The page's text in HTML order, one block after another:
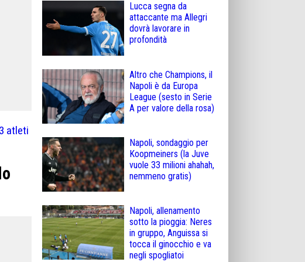
atleti
Lucca segna da
attaccante ma Allegri
dovrà lavorare in
profondità
Altro che Champions, il
Napoli è da Europa
League (sesto in Serie
A per valore della rosa)
Napoli, sondaggio per
Koopmeiners (la Juve
vuole 33 milioni ahahah,
nemmeno gratis)
Napoli, allenamento
sotto la pioggia: Neres
in gruppo, Anguissa si
tocca il ginocchio e va
negli spogliatoi